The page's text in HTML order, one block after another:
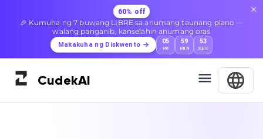
60% off
🎉 Kumuha ng 7 buwang LIBRE sa anumang taunang plano —
walang panganib, kanselahin anumang oras
Makakuha ng Diskwento 05
HR
59
MIN
52
SEC
CudekAI